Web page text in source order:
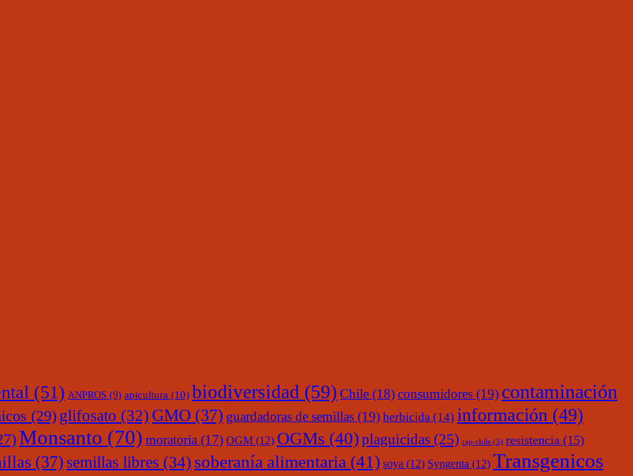
(51) ANPROS (9) apicultura (10) biodiversidad (59) Chile (18)consumidores (19) contaminación
(29) glifosato (32) GMO (37) guardadoras de semillas (19) herbicida (14) información (49)
Monsanto (70) moratoria (17) OGM (12) OGMs (40)plaguicidas (25) rap-chile (5) resistencia (15)
(37) semillas libres (34) soberanía alimentaria (41) soya (12) Syngenta (12) Transgenicos